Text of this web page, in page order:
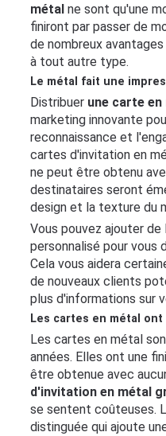
métalne sont qu'une
finiront par passer de
de nombreux
à tout autre type.
Le métal fait une
Distribuer une carte en
marketing innovante
reconnaissance et
cartes d'invitation en
ne peut être obtenu
destinataires seront
design et la texture du
Vous pouvez ajouter
personnalisé pour vous
Cela vous aidera
de nouveaux clients
plus d'informations sur
Les cartes en métal
Les cartes en métal
années. Elles ont une
être obtenue avec
d'invitation en métal
se sentent coûteuses.
distinguée qui ajoute